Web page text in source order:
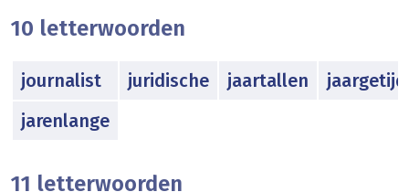
10 letterwoorden
journalist juridische jaartallen
jarenlange
11 letterwoorden